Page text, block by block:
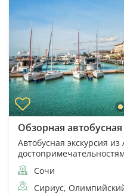
Обзорная
Автобусная экскурсия
Сочи
Сириус,